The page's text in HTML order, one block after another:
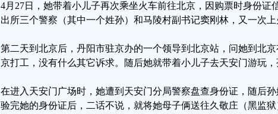
4月27日，她带着小儿子再次乘坐火车前往北京，因购票时身份证
出所三个警察（其中一个姓孙）和马陵村副书记窦刚林，又一次上
第二天到北京后，丹阳市驻京办的一个领导到北京站，问她到北
京打工，没有什么其它诉求。随后她就带着小儿子去天安门游玩，
在进入天安门广场时，她遭到天安门分局警察盘查身份证，随后
验完她的身份证后，二话不说，就将她母子俩送往久敬庄（黑监